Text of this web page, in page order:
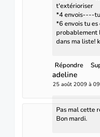
t'extérioriser
*4 envois----tu
*6 envois tu
probablement
dans ma liste!
Répondre
adeline
25 août 2009 à
Pas mal cette
Bon mardi.